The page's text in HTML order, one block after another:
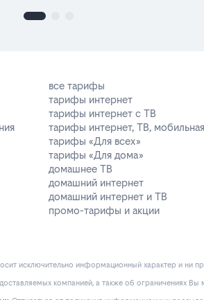
все тарифы
тарифы интернет
тарифы интернет с ТВ
тарифы интернет, ТВ,
тарифы «Для всех»
тарифы «Для дома»
домашнее ТВ
домашний интернет
домашний интернет и ТВ
промо-тарифы и акции
исключительно информационный характер и ни
компанией, а также об ограничениях Вы